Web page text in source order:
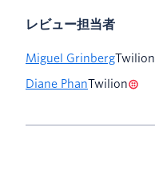
レビュー担当者
Miguel GrinbergTwilion
Diane PhanTwilion